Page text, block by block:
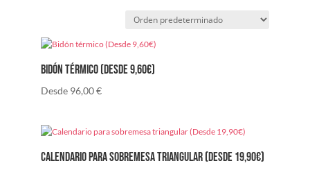
Bidón térmico (Desde 9,60€)
Desde 96,00€
Calendario para sobremesa triangular (Desde 19,90€)